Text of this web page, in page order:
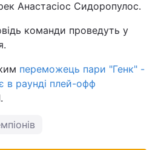
Анастасіос Сидоропулос.
команди проведуть у
переможець пари "Генк" -
в раунді плей-офф